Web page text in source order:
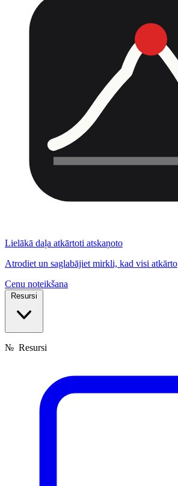
Lielākā daļa atkārtoti atskaņoto
Atrodiet un saglabājiet mirkli, kad visi atkārto
Cenu noteikšana
Resursi
№ Resursi